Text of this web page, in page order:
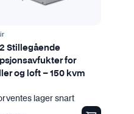
Stillegående
for
og loft – 150 kvm
lager snart